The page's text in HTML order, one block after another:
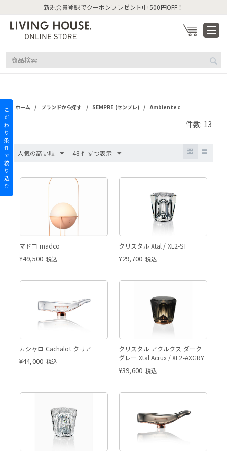
新規会員登録でクーポンプレゼント中 500円OFF！
ホーム / ブランドから探す / SEMPRE (センプレ) / Ambientec
こ
だ
わ
り
条
件
で
絞
り
込
む
件数: 13
人気の高い順 48 件ずつ表示
マドコ madco
¥49,500 税込
クリスタル Xtal / XL2-ST
¥29,700 税込
カシャロ Cachalot クリア
¥44,000 税込
クリスタル アクルクス ダーク
グレー Xtal Acrux / XL2-AXGRY
¥39,600 税込